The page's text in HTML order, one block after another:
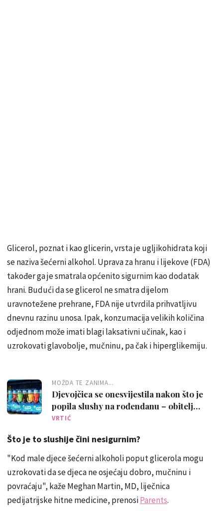
Glicerol, poznat i kao glicerin, vrsta je ugljikohidrata koji
se naziva šećerni alkohol. Uprava za hranu i lijekove (FDA)
također ga je smatrala općenito sigurnim kao dodatak
hrani. Budući da se glicerol ne smatra dijelom
uravnotežene prehrane, FDA nije utvrdila prihvatljivu
dnevnu razinu unosa. Ipak, konzumacija velikih količina
odjednom može imati blagi laksativni učinak, kao i
uzrokovati glavobolje, mučninu, pa čak i hiperglikemiju.
MOŽDA TE ZANIMA...
Djevojčica se onesvijestila nakon što je
popila slushy na rođendanu – obitelj
upozorava roditelje
VRTIĆ
Što je to slushije čini nesigurnim?
"Kod male djece šećerni alkoholi poput glicerola mogu
uzrokovati da se djeca ne osjećaju dobro, mučninu i
povraćaju", kaže Meghan Martin, MD, liječnica
pedijatrijske hitne medicine, prenosiParents.